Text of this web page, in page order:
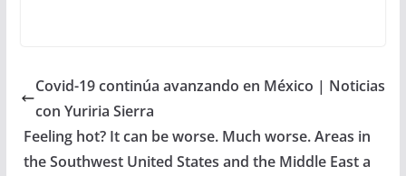
Covid-19 continúa avanzando en México | Noticias
con Yuriria Sierra
Feeling hot? It can be worse. Much worse. Areas in
the Southwest United States and the Middle East a